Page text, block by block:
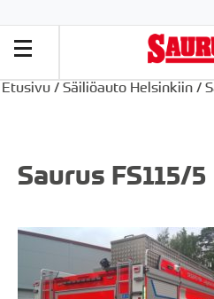
Etusivu / Säiliöauto Helsinkiin /
Saurus FS115/5